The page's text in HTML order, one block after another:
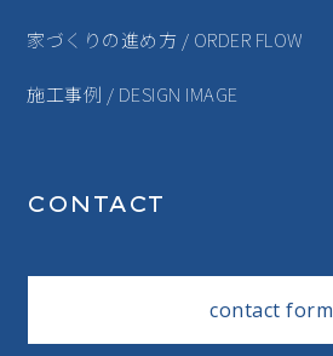
家づくりの進め方 / ORDER FLOW
施工事例 / DESIGN IMAGE
CONTACT
contact form